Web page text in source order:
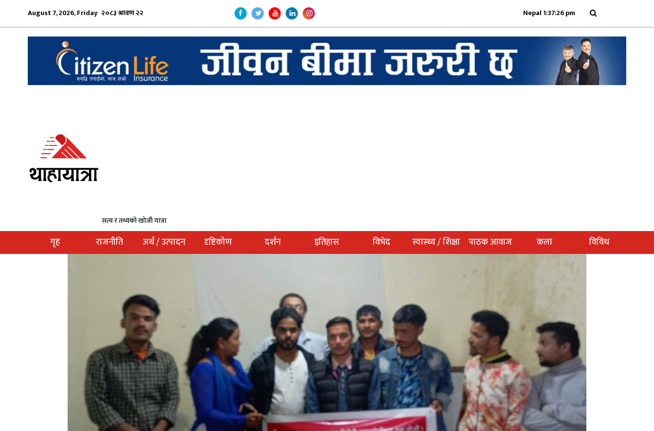
August 7, 2026, Friday २०८३ श्रावण २२ Nepal 1:37:26 pm
सत्य र तथ्यको खोजी यात्रा
गृह राजनीति अर्थ / उत्पादन दृष्टिकोण दर्शन इतिहास विभेद स्वास्थ्य / शिक्षा पाठक आवाज कला विविध